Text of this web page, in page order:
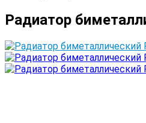
Радиатор